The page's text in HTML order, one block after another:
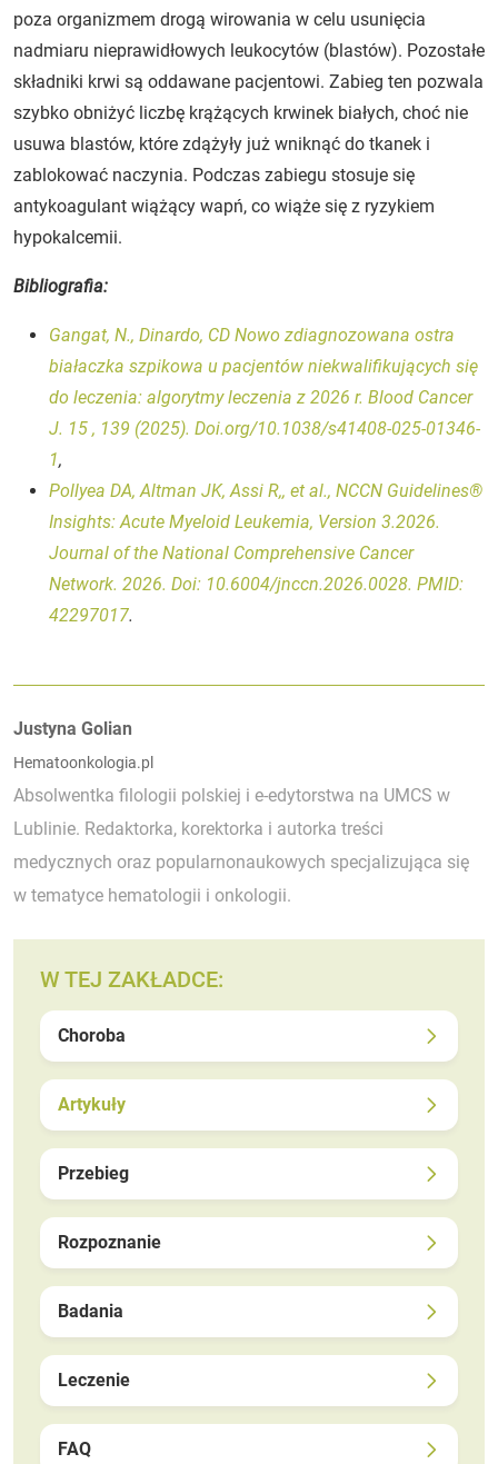
poza organizmem drogą wirowania w celu usunięcia
nadmiaru nieprawidłowych leukocytów (blastów). Pozostałe
składniki krwi są oddawane pacjentowi. Zabieg ten pozwala
szybko obniżyć liczbę krążących krwinek białych, choć nie
usuwa blastów, które zdążyły już wniknąć do tkanek i
zablokować naczynia. Podczas zabiegu stosuje się
antykoagulant wiążący wapń, co wiąże się z ryzykiem
hypokalcemii.
Bibliografia:
Gangat, N., Dinardo, CD Nowo zdiagnozowana ostra
białaczka szpikowa u pacjentów niekwalifikujących się
do leczenia: algorytmy leczenia z 2026 r. Blood Cancer
J. 15 , 139 (2025). Doi.org/10.1038/s41408-025-01346-
1,
Pollyea DA, Altman JK, Assi R,, et al., NCCN Guidelines®
Insights: Acute Myeloid Leukemia, Version 3.2026.
Journal of the National Comprehensive Cancer
Network. 2026. Doi: 10.6004/jnccn.2026.0028. PMID:
42297017.
Autorzy:
Justyna Golian
Hematoonkologia.pl
Absolwentka filologii polskiej i e-edytorstwa na UMCS w
Lublinie. Redaktorka, korektorka i autorka treści
medycznych oraz popularnonaukowych specjalizująca się
w tematyce hematologii i onkologii.
W TEJ ZAKŁADCE:
Choroba
Artykuły
Przebieg
Rozpoznanie
Badania
Leczenie
FAQ